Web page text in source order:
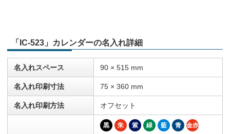
「IC-523」カレンダーの名入れ詳細
名入れスペース 90 × 515 mm
名入れ印刷寸法 75 × 360 mm
名入れ印刷方法 オフセット
黒 朱 紫 緑 藍 青
金赤